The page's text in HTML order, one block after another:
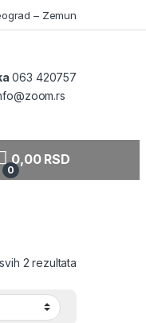
– Zemun
063 420757
0
0,00RSD
2 rezultata